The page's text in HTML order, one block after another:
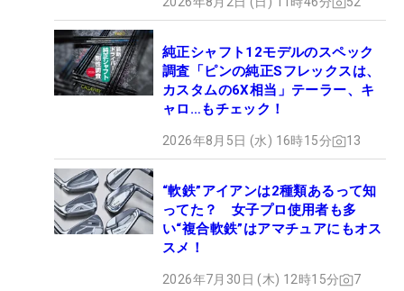
純正シャフト12モデルのスペック
調査「ピンの純正Sフレックスは、
カスタムの6X相当」テーラー、キ
ャロ…もチェック！
2026年8月5日 (水) 16時15分 13
“軟鉄”アイアンは2種類あるって知
ってた？ 女子プロ使用者も多
い“複合軟鉄”はアマチュアにもオス
スメ！
2026年7月30日 (木) 12時15分 7